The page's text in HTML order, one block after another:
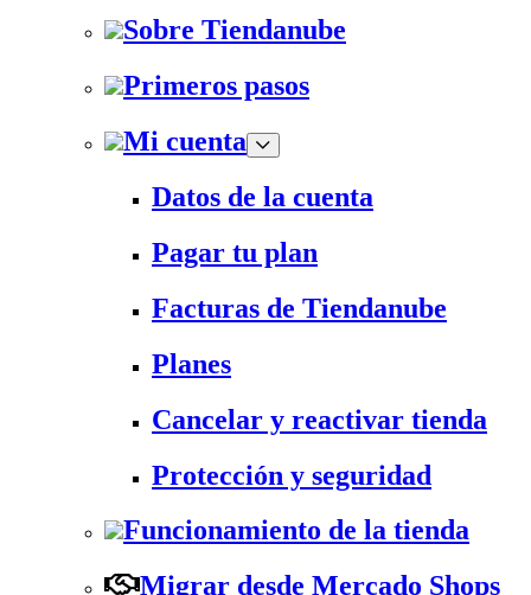
Sobre Tiendanube
Primeros pasos
Mi cuenta
Datos de la cuenta
Pagar tu plan
Facturas de Tiendanube
Planes
Cancelar y reactivar tienda
Protección y seguridad
Funcionamiento de la tienda
Migrar desde Mercado Shops